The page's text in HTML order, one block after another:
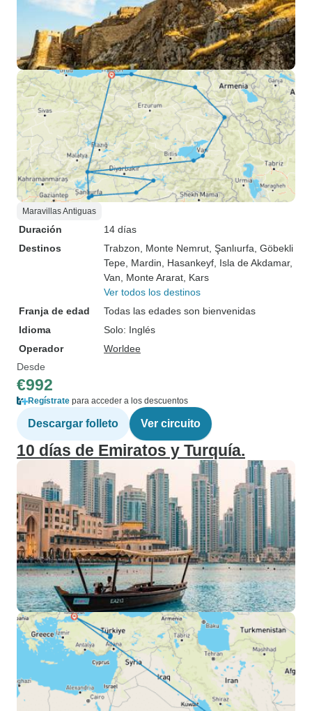
Maravillas Antiguas
Duración
14 días
Destinos
Trabzon , Monte Nemrut , Şanlıurfa , Göbekli
Tepe , Mardin , Hasankeyf , Isla de Akdamar,
Van , Monte Ararat , Kars
Ver todos los destinos
Franja de edad
Todas las edades son bienvenidas
Idioma
Solo: Inglés
Operador
Worldee
Desde
€992
Regístrate para acceder a los descuentos
Descargar folleto Ver circuito
10 días de Emiratos y Turquía.